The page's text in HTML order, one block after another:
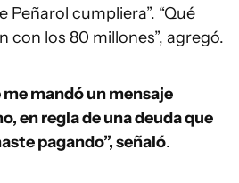
cumpliera”. “Qué
con los 80 millones”, agregó.
me mandó un mensaje
en regla de una deuda que
pagando”, señaló.